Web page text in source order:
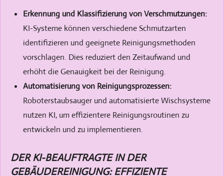
Erkennung und Klassifizierung von Verschmutzungen:
KI-Systeme können verschiedene Schmutzarten
identifizieren und geeignete Reinigungsmethoden
vorschlagen. Dies reduziert den Zeitaufwand und
erhöht die Genauigkeit bei der Reinigung.
Automatisierung von Reinigungsprozessen:
Roboterstaubsauger und automatisierte Wischsysteme
nutzen KI, um effizientere Reinigungsroutinen zu
entwickeln und zu implementieren.
DER KI-BEAUFTRAGTE IN DER
GEBÄUDEREINIGUNG: EFFIZIENTE